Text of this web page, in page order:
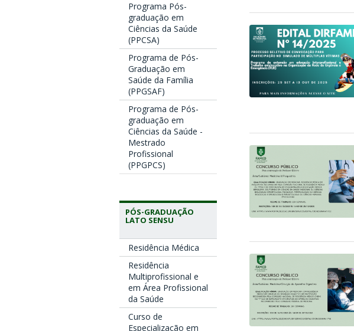
Programa Pós-
graduação em
Ciências da Saúde
(PPCSA)
Programa de Pós-
Graduação em
Saúde da Família
(PPGSAF)
Programa de Pós-
graduação em
Ciências da Saúde -
Mestrado
Profissional
(PPGPCS)
PÓS-GRADUAÇÃO
LATO SENSU
Residência Médica
Residência
Multiprofissional e
em Área Profissional
da Saúde
Curso de
Especialização em